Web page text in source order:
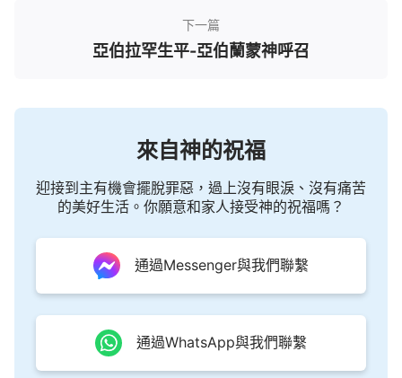
下一篇
亞伯拉罕生平-亞伯蘭蒙神呼召
來自神的祝福
迎接到主有機會擺脫罪惡，過上沒有眼淚、沒有痛苦
的美好生活。你願意和家人接受神的祝福嗎？
通過Messenger與我們聯繫
通過WhatsApp與我們聯繫